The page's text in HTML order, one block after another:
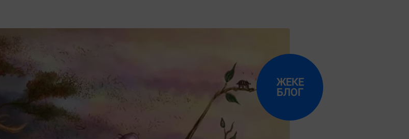
ЖЕКЕ
БЛОГ